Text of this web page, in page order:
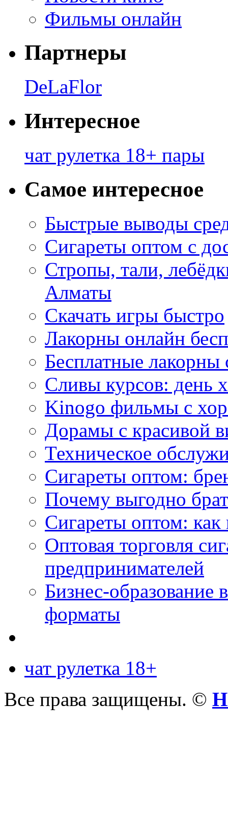
Фильмы онлайн
Партнеры
DeLaFlor
Интересное
чат рулетка 18+ пары
Самое интересное
Быстрые выводы
Сигареты оптом с
Стропы, тали,
Алматы
Скачать игры быстро
Лакорны онлайн
Бесплатные лакорны
Сливы курсов: день
Kinogo фильмы с
Дорамы с красивой
Техническое
Сигареты оптом:
Почему выгодно
Сигареты оптом: как
Оптовая торговля
предпринимателей
Бизнес-образование
форматы
чат рулетка 18+
Все права защищены. ©